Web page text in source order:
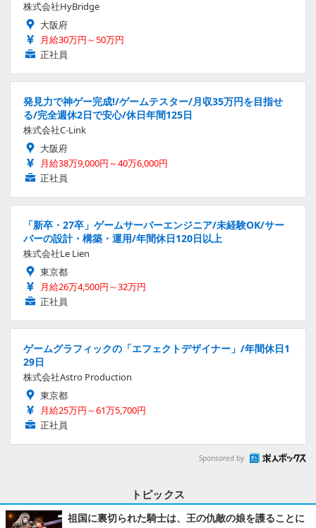
株式会社HyBridge
大阪府
月給30万円～50万円
正社員
発見力で神ゲー完成!/ゲームテスター/月収35万円を目指せ
る/完全週休2日で安心/休日年間125日
株式会社C-Link
大阪府
月給38万9,000円～40万6,000円
正社員
「新卒・27卒」ゲームサーバーエンジニア/未経験OK/サー
バーの設計・構築・運用/年間休日120日以上
株式会社Le Lien
東京都
月給26万4,500円～32万円
正社員
ゲームグラフィックの「エフェクトデザイナー」/年間休日1
29日
株式会社Astro Production
東京都
月給25万円～61万5,700円
正社員
Sponsored by
トピックス
祖国に裏切られた騎士は、王の仇敵の娘を護ることに